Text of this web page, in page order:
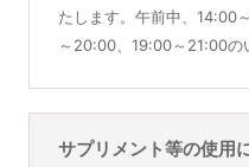
たします。午前中、14:00
～20:00、19:00～21:00の
サプリメント等の使用